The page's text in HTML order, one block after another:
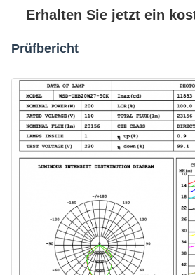
Erhalten Sie jetzt ein
Prüfbericht